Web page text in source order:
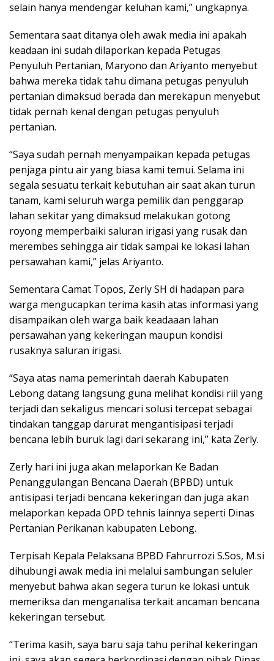
selain hanya mendengar keluhan kami,” ungkapnya.
Sementara saat ditanya oleh awak media ini apakah
keadaan ini sudah dilaporkan kepada Petugas
Penyuluh Pertanian, Maryono dan Ariyanto menyebut
bahwa mereka tidak tahu dimana petugas penyuluh
pertanian dimaksud berada dan merekapun menyebut
tidak pernah kenal dengan petugas penyuluh
pertanian.
“Saya sudah pernah menyampaikan kepada petugas
penjaga pintu air yang biasa kami temui. Selama ini
segala sesuatu terkait kebutuhan air saat akan turun
tanam, kami seluruh warga pemilik dan penggarap
lahan sekitar yang dimaksud melakukan gotong
royong memperbaiki saluran irigasi yang rusak dan
merembes sehingga air tidak sampai ke lokasi lahan
persawahan kami,” jelas Ariyanto.
Sementara Camat Topos, Zerly SH di hadapan para
warga mengucapkan terima kasih atas informasi yang
disampaikan oleh warga baik keadaaan lahan
persawahan yang kekeringan maupun kondisi
rusaknya saluran irigasi.
“Saya atas nama pemerintah daerah Kabupaten
Lebong datang langsung guna melihat kondisi riil yang
terjadi dan sekaligus mencari solusi tercepat sebagai
tindakan tanggap darurat mengantisipasi terjadi
bencana lebih buruk lagi dari sekarang ini,” kata Zerly.
Zerly hari ini juga akan melaporkan Ke Badan
Penanggulangan Bencana Daerah (BPBD) untuk
antisipasi terjadi bencana kekeringan dan juga akan
melaporkan kepada OPD tehnis lainnya seperti Dinas
Pertanian Perikanan kabupaten Lebong.
Terpisah Kepala Pelaksana BPBD Fahrurrozi S.Sos, M.si
dihubungi awak media ini melalui sambungan seluler
menyebut bahwa akan segera turun ke lokasi untuk
memeriksa dan menganalisa terkait ancaman bencana
kekeringan tersebut.
“Terima kasih, saya baru saja tahu perihal kekeringan